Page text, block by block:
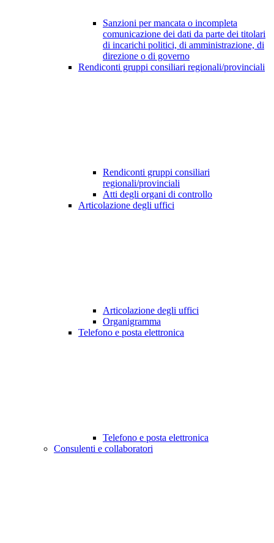
Sanzioni per mancata o incompleta
comunicazione dei dati da parte dei titolari
di incarichi politici, di amministrazione, di
direzione o di governo
Rendiconti gruppi consiliari regionali/provinciali
Rendiconti gruppi consiliari
regionali/provinciali
Atti degli organi di controllo
Articolazione degli uffici
Articolazione degli uffici
Organigramma
Telefono e posta elettronica
Telefono e posta elettronica
Consulenti e collaboratori